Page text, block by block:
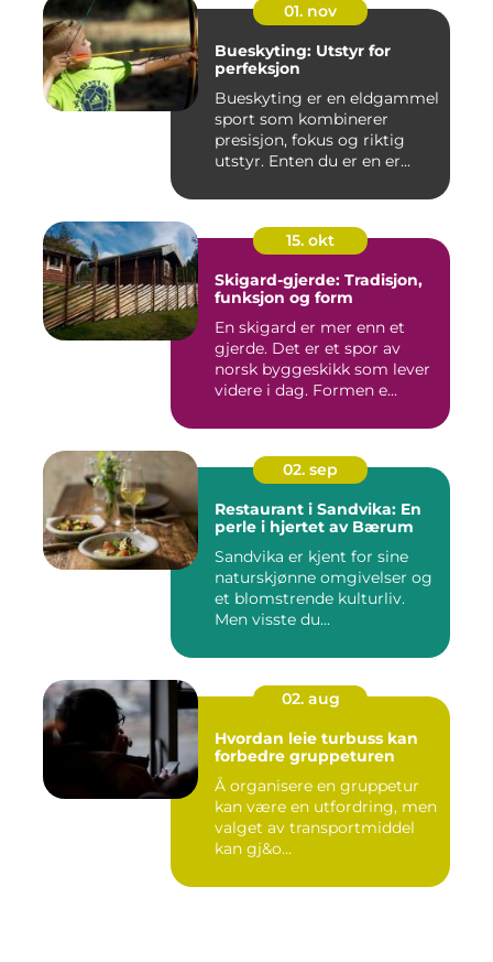
01. nov
Bueskyting: Utstyr for
perfeksjon
Bueskyting er en eldgammel
sport som kombinerer
presisjon, fokus og riktig
utstyr. Enten du er en er...
15. okt
Skigard-gjerde: Tradisjon,
funksjon og form
En skigard er mer enn et
gjerde. Det er et spor av
norsk byggeskikk som lever
videre i dag. Formen e...
02. sep
Restaurant i Sandvika: En
perle i hjertet av Bærum
Sandvika er kjent for sine
naturskjønne omgivelser og
et blomstrende kulturliv.
Men visste du...
02. aug
Hvordan leie turbuss kan
forbedre gruppeturen
Å organisere en gruppetur
kan være en utfordring, men
valget av transportmiddel
kan gj&o...